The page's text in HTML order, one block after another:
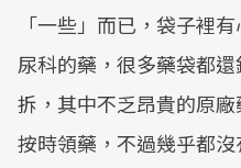
「一些」而已，袋子裡
尿科的藥，很多藥袋都
拆，其中不乏昂貴的原
按時領藥，不過幾乎都